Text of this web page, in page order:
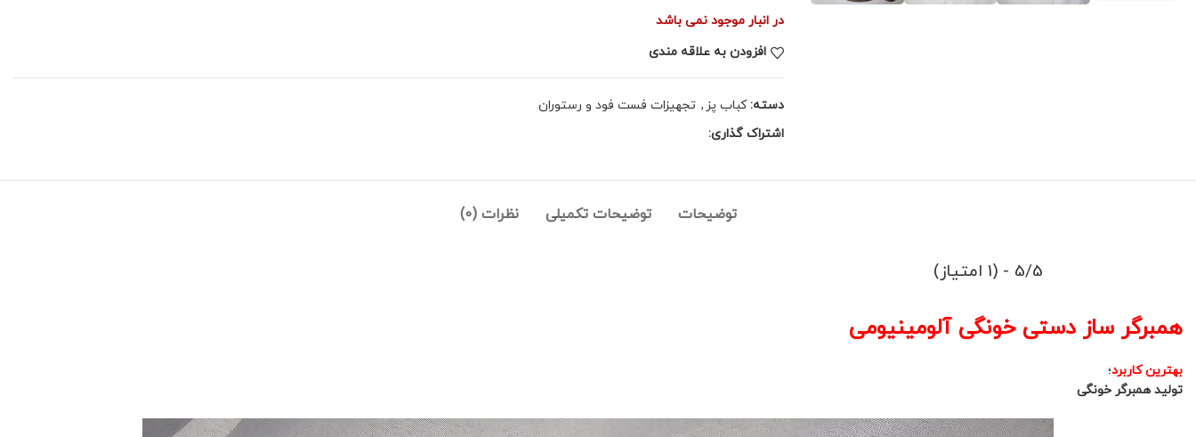
در انبار موجود نمی باشد
افزودن به علاقه مندی
دسته: کباب پز , تجهیزات فست فود و رستوران
اشتراک گذاری:
توضیحات توضیحات تکمیلی نظرات (0)
5/5 - (1 امتیاز)
همبرگر ساز دستی خونگی آلومینیومی
بهترین کاربرد؛
تولید همبرگر خونگی